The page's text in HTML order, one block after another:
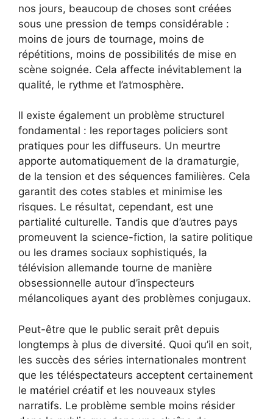
nos jours, beaucoup de choses sont créées
sous une pression de temps considérable :
moins de jours de tournage, moins de
répétitions, moins de possibilités de mise en
scène soignée. Cela affecte inévitablement la
qualité, le rythme et l’atmosphère.
Il existe également un problème structurel
fondamental : les reportages policiers sont
pratiques pour les diffuseurs. Un meurtre
apporte automatiquement de la dramaturgie,
de la tension et des séquences familières. Cela
garantit des cotes stables et minimise les
risques. Le résultat, cependant, est une
partialité culturelle. Tandis que d’autres pays
promeuvent la science-fiction, la satire politique
ou les drames sociaux sophistiqués, la
télévision allemande tourne de manière
obsessionnelle autour d’inspecteurs
mélancoliques ayant des problèmes conjugaux.
Peut-être que le public serait prêt depuis
longtemps à plus de diversité. Quoi qu’il en soit,
les succès des séries internationales montrent
que les téléspectateurs acceptent certainement
le matériel créatif et les nouveaux styles
narratifs. Le problème semble moins résider